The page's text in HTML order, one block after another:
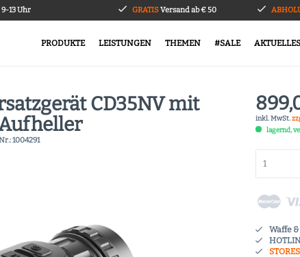
13 Uhr GRATISVersand ab € 50
PRODUKTE LEISTUNGEN THEMEN #SALE AKTUELLES
CD35NV mit
1004291
inkl. MwSt.
lagernd,
Waffe
STORES